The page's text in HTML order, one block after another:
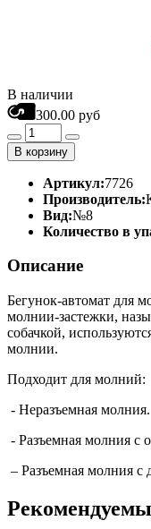
В наличии
300.00 руб
В корзину
Артикул:7726
Производитель:
Вид:№8
Количество в
Описание
Бегунок-автомат для
молнии-застежки,
собачкой,
молнии.
Подходит для молний:
- Неразъемная молния.
- Разъемная молния с
– Разъемная молния с